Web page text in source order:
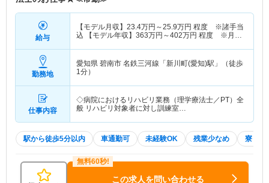
給与
【モデル月収】 23.4万円～25.9万円 程度 ※諸手当
込 【モデル年収】 363万円～402万円 程度 ※月収
勤務地
愛知県 碧南市 名鉄三河線「新川町(愛知)駅」（徒歩
1分）
仕事内容
◇病院におけるリハビリ業務（理学療法士／PT）全
般 リハビリ対象者に対し訓練室…
駅から徒歩5分以内 車通勤可 未経験OK 残業少なめ 寮・借
この求人を問い合わせる